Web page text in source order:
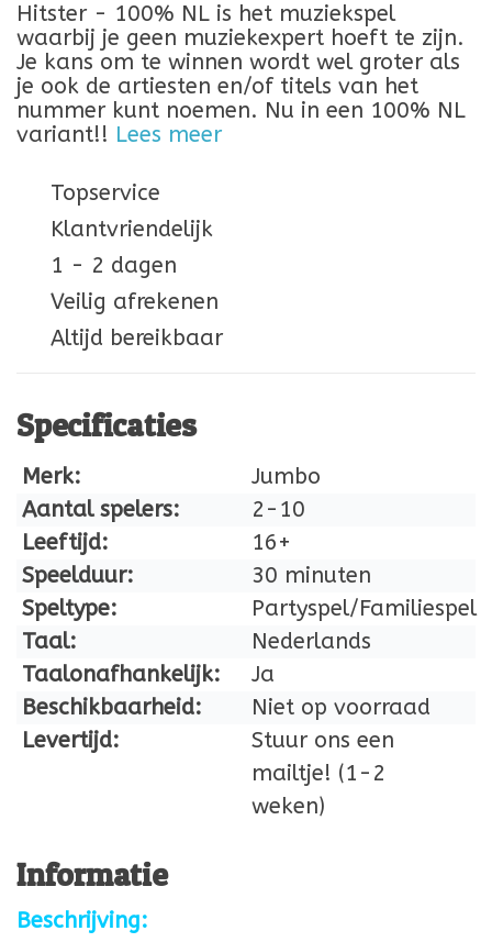
Hitster - 100% NL is het muziekspel
waarbij je geen muziekexpert hoeft te zijn.
Je kans om te winnen wordt wel groter als
je ook de artiesten en/of titels van het
nummer kunt noemen. Nu in een 100% NL
variant!! Lees meer
Topservice
Klantvriendelijk
1 - 2 dagen
Veilig afrekenen
Altijd bereikbaar
Specificaties
Merk:
Jumbo
Aantal spelers:
2-10
Leeftijd:
16+
Speelduur:
30 minuten
Speltype:
Partyspel/Familiespel
Taal:
Nederlands
Taalonafhankelijk:
Ja
Beschikbaarheid:
Niet op voorraad
Levertijd:
Stuur ons een
mailtje! (1-2
weken)
Informatie
Beschrijving: